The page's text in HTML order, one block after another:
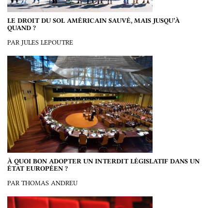
LE DROIT DU SOL AMÉRICAIN SAUVÉ, MAIS JUSQU’À
QUAND ?
PAR JULES LEPOUTRE
À QUOI BON ADOPTER UN INTERDIT LÉGISLATIF DANS UN
ÉTAT EUROPÉEN ?
PAR THOMAS ANDREU